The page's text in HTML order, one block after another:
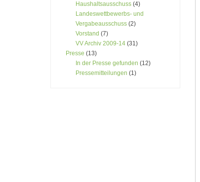
Haushaltsausschuss (4)
Landeswettbewerbs- und
Vergabeausschuss (2)
Vorstand (7)
VV Archiv 2009-14 (31)
Presse (13)
In der Presse gefunden (12)
Pressemitteilungen (1)